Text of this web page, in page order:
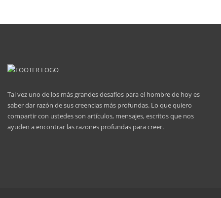
Tal vez uno de los más grandes desafíos para el hombre de hoy es
saber dar razón de sus creencias más profundas. Lo que quiero
compartir con ustedes son artículos, mensajes, escritos que nos
ayuden a encontrar las razones profundas para creer.